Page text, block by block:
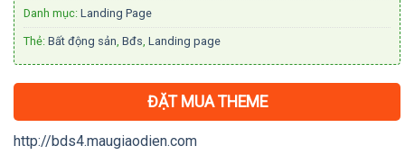
Danh mục: Landing Page
Thẻ: Bất động sản, Bđs, Landing page
ĐẶT MUA THEME
http://bds4.maugiaodien.com